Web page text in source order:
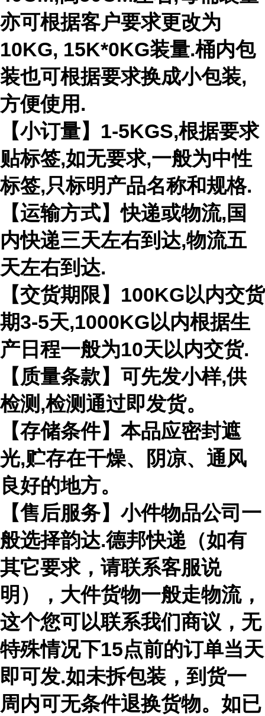
亦可根据客户要求更改为
10KG, 15K*0KG装量.桶内包
装也可根据要求换成小包装,
方便使用.
【小订量】1-5KGS,根据要求
贴标签,如无要求,一般为中性
标签,只标明产品名称和规格.
【运输方式】快递或物流,国
内快递三天左右到达,物流五
天左右到达.
【交货期限】100KG以内交货
期3-5天,1000KG以内根据生
产日程一般为10天以内交货.
【质量条款】可先发小样,供
检测,检测通过即发货。
【存储条件】本品应密封遮
光,贮存在干燥、阴凉、通风
良好的地方。
【售后服务】小件物品公司一
般选择韵达.德邦快递（如有
其它要求，请联系客服说
明），大件货物一般走物流，
这个您可以联系我们商议，无
特殊情况下15点前的订单当天
即可发.如未拆包装，到货一
周内可无条件退换货物。如已